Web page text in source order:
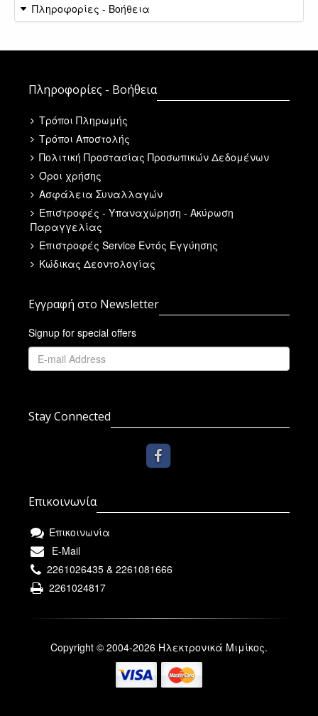
Πληροφορίες - Βοήθεια
Πληροφορίες - Βοήθεια
Τρόποι Πληρωμής
Τρόποι Αποστολής
Πολιτική Προστασίας Προσωπικών Δεδομένων
Όροι χρήσης
Ασφάλεια Συναλλαγών
Επιστροφές - Υπαναχώρηση - Ακύρωση
Παραγγελίας
Επιστροφές Service Εντός Εγγύησης
Κώδικας Δεοντολογίας
Εγγραφή στο Newsletter
Signup for special offers
Stay Connected
Επικοινωνία
Επικοινωνία
E-Mail
2261026435 & 2261081666
2261024817
Copyright © 2004-2026 Ηλεκτρονικά Μιμίκος.